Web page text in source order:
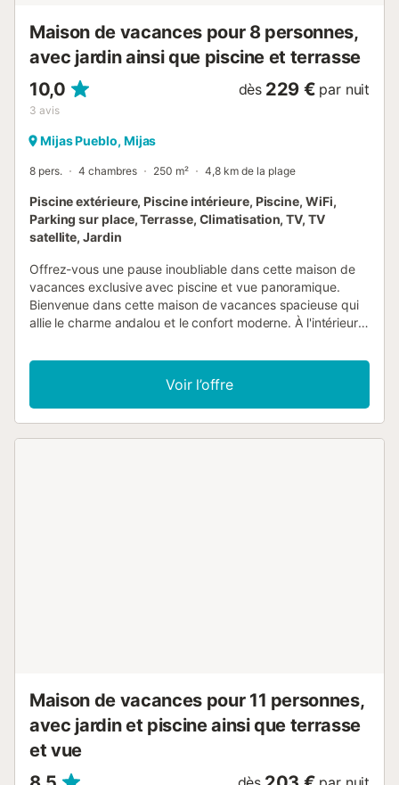
Maison de vacances pour 8 personnes,
avec jardin ainsi que piscine et terrasse
10,0
3 avis
dès 229 € par nuit
Mijas Pueblo, Mijas
8 pers. 4 chambres 250 m² 4,8 km de la plage
Piscine extérieure, Piscine intérieure, Piscine, WiFi,
Parking sur place, Terrasse, Climatisation, TV, TV
satellite, Jardin
Offrez-vous une pause inoubliable dans cette maison de
vacances exclusive avec piscine et vue panoramique.
Bienvenue dans cette maison de vacances spacieuse qui
allie le charme andalou et le confort moderne. À l'intérieur,
élégante vous attendent. Laissez la brise marine balayer le
salon pendant que vous vous détendez le soir sur le
canapé confortable en regardant votre série préférée en
streaming. Cuisinez dans la cuisine entièrement équipée et
Voir l’offre
Maison de vacances pour 11 personnes,
avec jardin et piscine ainsi que terrasse
et vue